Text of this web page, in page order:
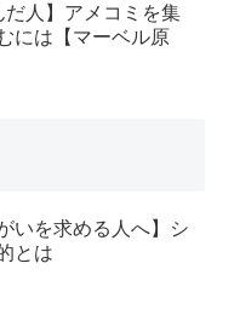
だ人】アメコミを集
には【マーベル原
いを求める人へ】シ
とは